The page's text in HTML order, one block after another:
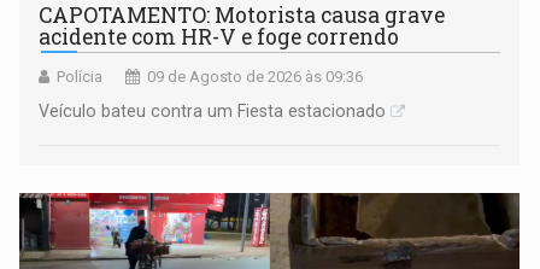
CAPOTAMENTO: Motorista causa grave
acidente com HR-V e foge correndo
Polícia 09 de Agosto de 2026 às 09:36
Veículo bateu contra um Fiesta estacionado